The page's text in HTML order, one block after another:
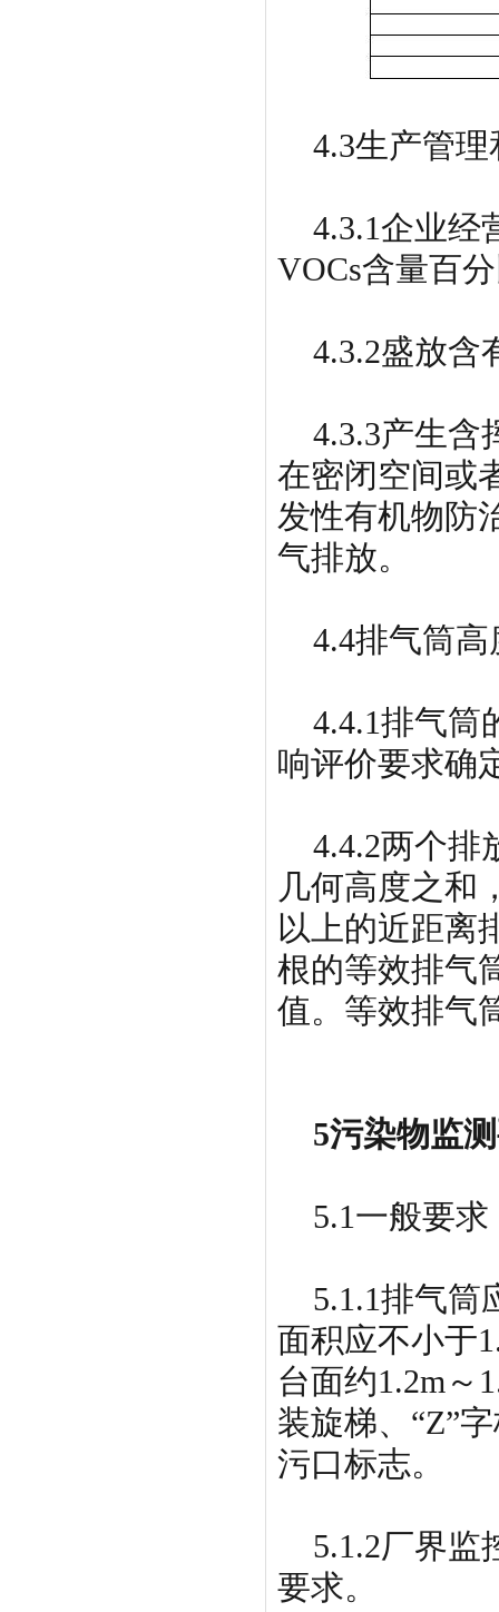
4.3生产管理
4.3.1企业经
VOCs含量百
4.3.2盛放含
4.3.3产生含
在密闭空间或
发性有机物防
气排放。
4.4排气筒高
4.4.1排气筒
响评价要求确
4.4.2两个排
几何高度之和
以上的近距离
根的等效排气
值。等效排气
5污染物监
5.1一般要求
5.1.1排气筒
面积应不小于
台面约1.2m～
装旋梯、“Z”
污口标志。
5.1.2厂界监
要求。